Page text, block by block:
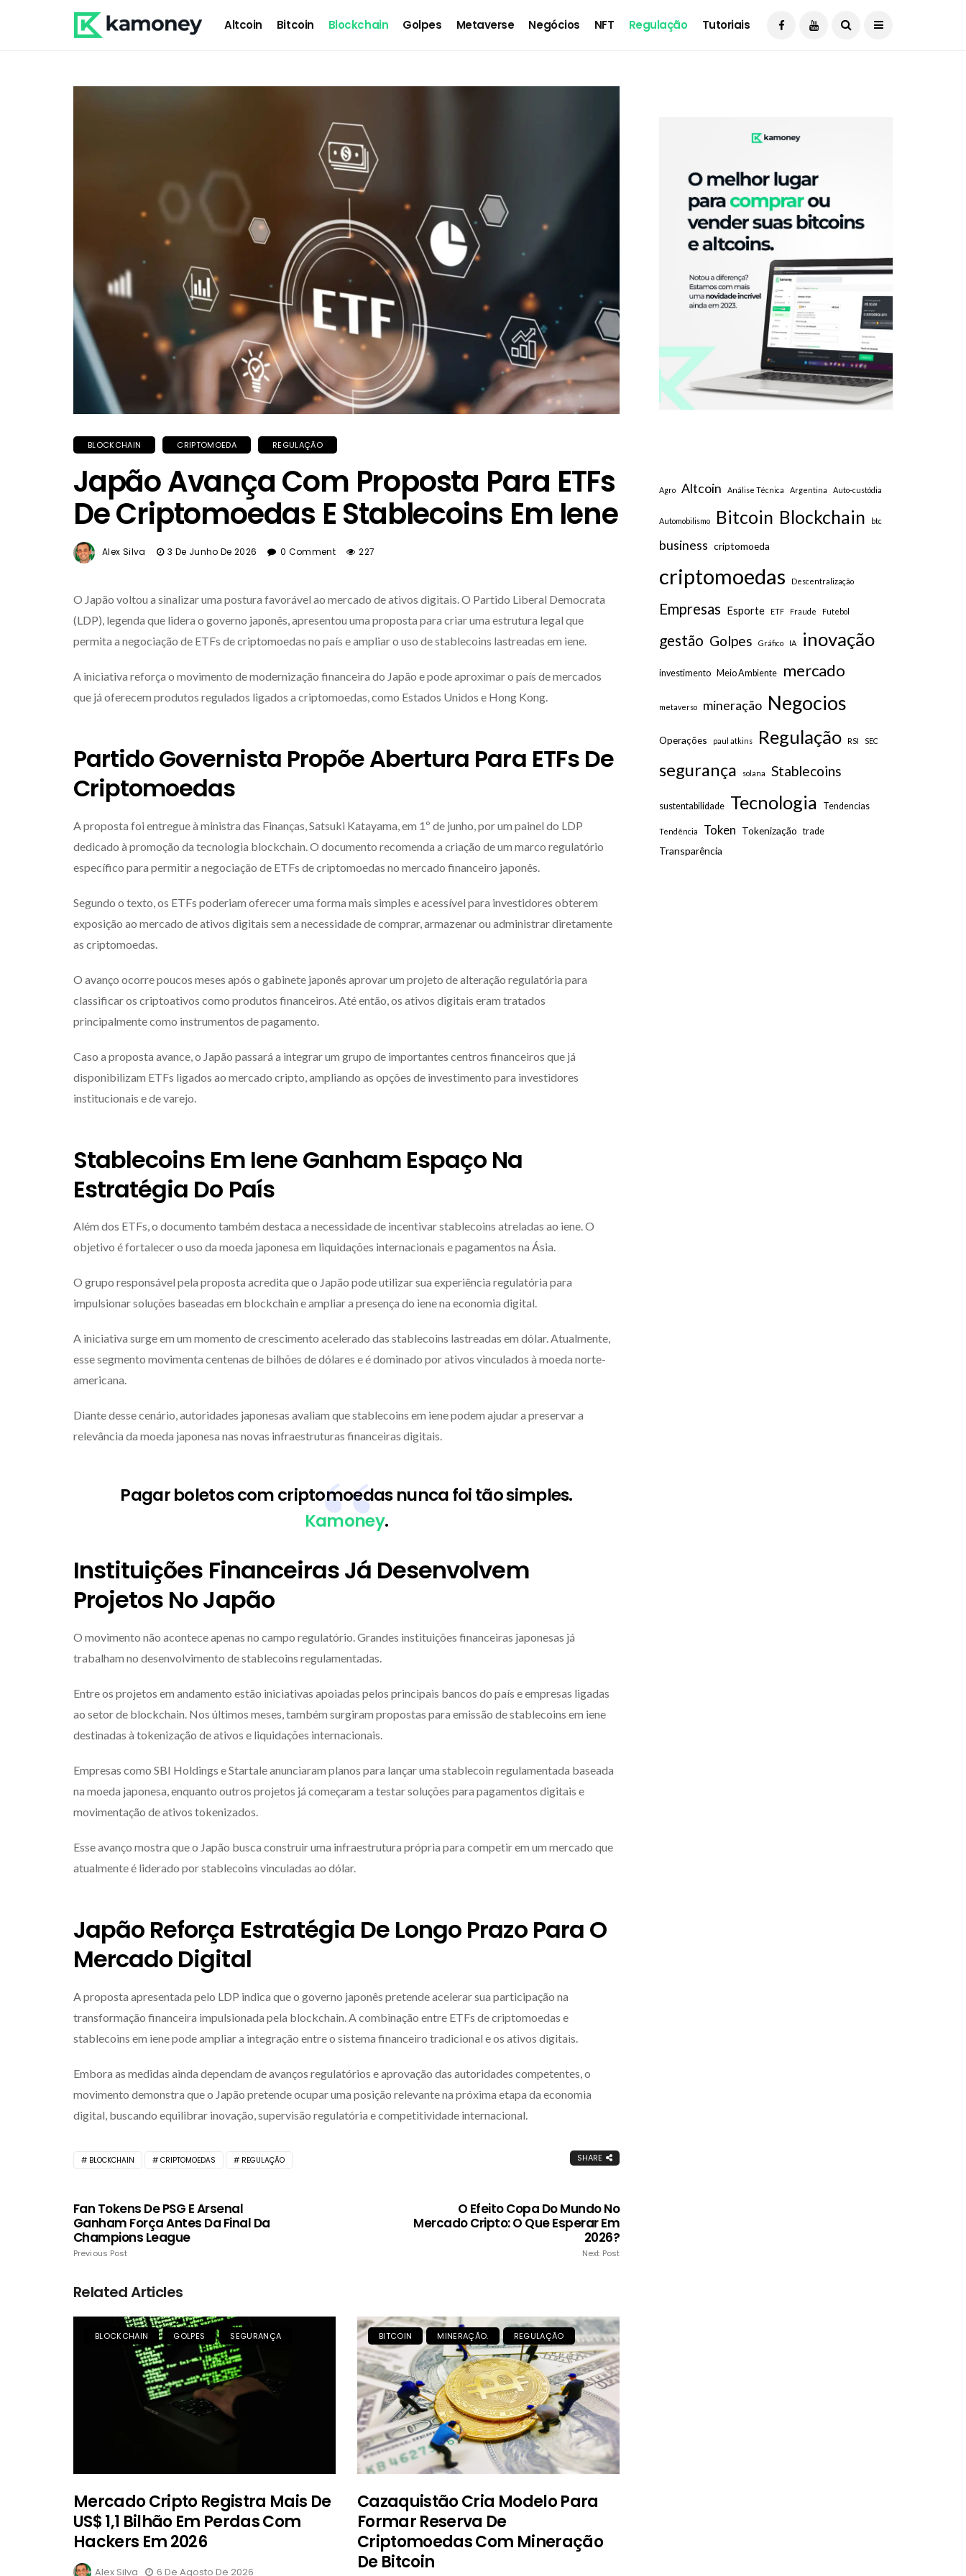
Altcoin Bitcoin Blockchain Golpes Metaverse Negócios NFT Regulação Tutoriais
BLOCKCHAIN CRIPTOMOEDA REGULAÇÃO
Japão Avança Com Proposta Para ETFs
De Criptomoedas E Stablecoins Em Iene
Alex Silva 3 De Junho De 2026 0 Comment 227
O Japão voltou a sinalizar uma postura favorável ao mercado de ativos digitais. O Partido Liberal Democrata
(LDP), legenda que lidera o governo japonês, apresentou uma proposta para criar uma estrutura legal que
permita a negociação de ETFs de criptomoedas no país e ampliar o uso de stablecoins lastreadas em iene.
A iniciativa reforça o movimento de modernização financeira do Japão e pode aproximar o país de mercados
que já oferecem produtos regulados ligados a criptomoedas, como Estados Unidos e Hong Kong.
Partido Governista Propõe Abertura Para ETFs De
Criptomoedas
A proposta foi entregue à ministra das Finanças, Satsuki Katayama, em 1º de junho, por um painel do LDP
dedicado à promoção da tecnologia blockchain. O documento recomenda a criação de um marco regulatório
específico para permitir a negociação de ETFs de criptomoedas no mercado financeiro japonês.
Segundo o texto, os ETFs poderiam oferecer uma forma mais simples e acessível para investidores obterem
exposição ao mercado de ativos digitais sem a necessidade de comprar, armazenar ou administrar diretamente
as criptomoedas.
O avanço ocorre poucos meses após o gabinete japonês aprovar um projeto de alteração regulatória para
classificar os criptoativos como produtos financeiros. Até então, os ativos digitais eram tratados
principalmente como instrumentos de pagamento.
Caso a proposta avance, o Japão passará a integrar um grupo de importantes centros financeiros que já
disponibilizam ETFs ligados ao mercado cripto, ampliando as opções de investimento para investidores
institucionais e de varejo.
Stablecoins Em Iene Ganham Espaço Na
Estratégia Do País
Além dos ETFs, o documento também destaca a necessidade de incentivar stablecoins atreladas ao iene. O
objetivo é fortalecer o uso da moeda japonesa em liquidações internacionais e pagamentos na Ásia.
O grupo responsável pela proposta acredita que o Japão pode utilizar sua experiência regulatória para
impulsionar soluções baseadas em blockchain e ampliar a presença do iene na economia digital.
A iniciativa surge em um momento de crescimento acelerado das stablecoins lastreadas em dólar. Atualmente,
esse segmento movimenta centenas de bilhões de dólares e é dominado por ativos vinculados à moeda norte-
americana.
Diante desse cenário, autoridades japonesas avaliam que stablecoins em iene podem ajudar a preservar a
relevância da moeda japonesa nas novas infraestruturas financeiras digitais.
Pagar boletos com criptomoedas nunca foi tão simples.
Kamoney.
Instituições Financeiras Já Desenvolvem
Projetos No Japão
O movimento não acontece apenas no campo regulatório. Grandes instituições financeiras japonesas já
trabalham no desenvolvimento de stablecoins regulamentadas.
Entre os projetos em andamento estão iniciativas apoiadas pelos principais bancos do país e empresas ligadas
ao setor de blockchain. Nos últimos meses, também surgiram propostas para emissão de stablecoins em iene
destinadas à tokenização de ativos e liquidações internacionais.
Empresas como SBI Holdings e Startale anunciaram planos para lançar uma stablecoin regulamentada baseada
na moeda japonesa, enquanto outros projetos já começaram a testar soluções para pagamentos digitais e
movimentação de ativos tokenizados.
Esse avanço mostra que o Japão busca construir uma infraestrutura própria para competir em um mercado que
atualmente é liderado por stablecoins vinculadas ao dólar.
Japão Reforça Estratégia De Longo Prazo Para O
Mercado Digital
A proposta apresentada pelo LDP indica que o governo japonês pretende acelerar sua participação na
transformação financeira impulsionada pela blockchain. A combinação entre ETFs de criptomoedas e
stablecoins em iene pode ampliar a integração entre o sistema financeiro tradicional e os ativos digitais.
Embora as medidas ainda dependam de avanços regulatórios e aprovação das autoridades competentes, o
movimento demonstra que o Japão pretende ocupar uma posição relevante na próxima etapa da economia
digital, buscando equilibrar inovação, supervisão regulatória e competitividade internacional.
BLOCKCHAIN CRIPTOMOEDAS REGULAÇÃO SHARE
Fan Tokens De PSG E Arsenal
Ganham Força Antes Da Final Da
Champions League
Previous Post
O Efeito Copa Do Mundo No
Mercado Cripto: O Que Esperar Em
2026?
Next Post
Related Articles
BLOCKCHAIN GOLPES SEGURANÇA
Mercado Cripto Registra Mais De
US$ 1,1 Bilhão Em Perdas Com
Hackers Em 2026
Alex Silva 6 De Agosto De 2026
BITCOIN MINERAÇÃO. REGULAÇÃO
Cazaquistão Cria Modelo Para
Formar Reserva De
Criptomoedas Com Mineração
De Bitcoin
Agro Altcoin Análise Técnica Argentina Auto-custódia
Automobilismo Bitcoin Blockchain btc
business criptomoeda
criptomoedas Descentralização
Empresas Esporte ETF Fraude Futebol
gestão Golpes Gráfico IA inovação
investimento Meio Ambiente mercado
metaverso mineração Negocios
Operações paul atkins Regulação RSI SEC
segurança solana Stablecoins
sustentabilidade Tecnologia Tendencias
Tendência Token Tokenização trade
Transparência